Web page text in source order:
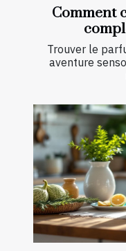
Comment
Trouver le
aventure